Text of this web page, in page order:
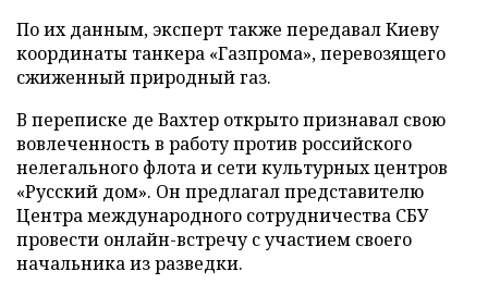
По их данным, эксперт также передавал Киеву
координаты танкера «Газпрома», перевозящего
сжиженный природный газ.
В переписке де Вахтер открыто признавал свою
вовлеченность в работу против российского
нелегального флота и сети культурных центров
«Русский дом». Он предлагал представителю
Центра международного сотрудничества СБУ
провести онлайн-встречу с участием своего
начальника из разведки.